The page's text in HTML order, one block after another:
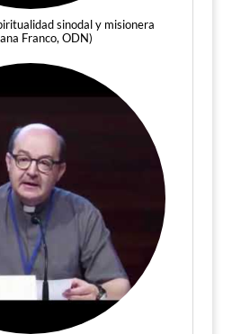
sinodal y misionera
Franco, ODN)